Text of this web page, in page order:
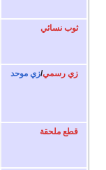
ثوب نسائي
زي رسمي/زي موحد
قطع ملحقة